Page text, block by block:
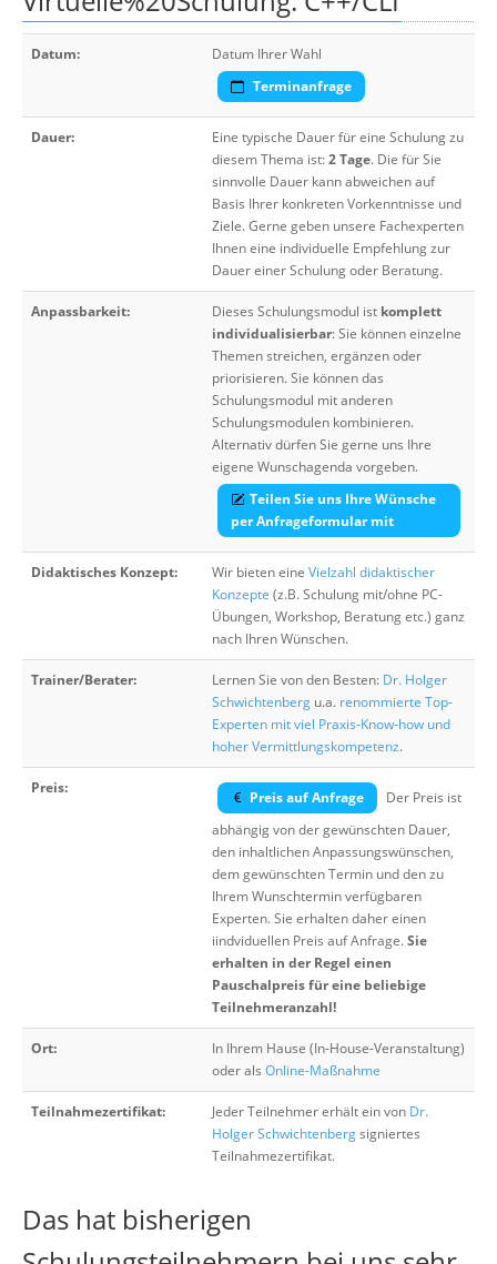
Datum:
Datum Ihrer Wahl
Terminanfrage
Dauer:
Eine typische Dauer für eine Schulung zu
diesem Thema ist:2 Tage. Die für Sie
sinnvolle Dauer kann abweichen auf
Basis Ihrer konkreten Vorkenntnisse und
Ziele. Gerne geben unsere Fachexperten
Ihnen eine individuelle Empfehlung zur
Dauer einer Schulung oder Beratung.
Anpassbarkeit: Dieses Schulungsmodul ist komplett
individualisierbar: Sie können einzelne
Themen streichen, ergänzen oder
priorisieren. Sie können das
Schulungsmodul mit anderen
Schulungsmodulen kombinieren.
Alternativ dürfen Sie gerne uns Ihre
eigene Wunschagenda vorgeben.
Teilen Sie uns Ihre Wünsche
per Anfrageformular mit
Didaktisches Konzept: Wir bieten eine Vielzahl didaktischer
Konzepte (z.B. Schulung mit/ohne PC-
Übungen, Workshop, Beratung etc.) ganz
nach Ihren Wünschen.
Trainer/Berater: Lernen Sie von den Besten: Dr. Holger
Schwichtenberg u.a. renommierte Top-
Experten mit viel Praxis-Know-how und
hoher Vermittlungskompetenz.
Preis:
Preis auf Anfrage
Der Preis ist
abhängig von der gewünschten Dauer,
den inhaltlichen Anpassungswünschen,
dem gewünschten Termin und den zu
Ihrem Wunschtermin verfügbaren
Experten. Sie erhalten daher einen
iindviduellen Preis auf Anfrage.Sie
erhalten in der Regel einen
Pauschalpreis für eine beliebige
Teilnehmeranzahl!
Ort:
In Ihrem Hause (In-House-Veranstaltung)
oder als Online-Maßnahme
Teilnahmezertifikat: Jeder Teilnehmer erhält ein von Dr.
Holger Schwichtenbergsigniertes
Teilnahmezertifikat.
Das hat bisherigen